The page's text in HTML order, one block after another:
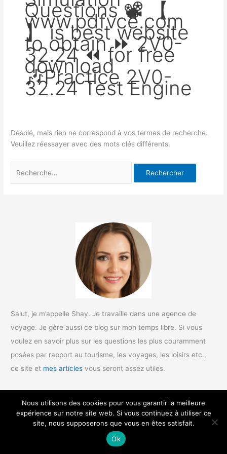
Questions 📽 【
www.pdfvce.com
】 is best website
to obtain ⏩ 2V0-
32.24 ⏪ for free
download
🎶Practice 2V0-
32.24 Test Engine
Désolé, mais rien ne correspond à vos termes de recherche.
Veuillez réessayer avec des mots clés différents.
Salut, je m’appelle Shay. Je travaille dans une agence de
voyage. Je gère aussi ce blog sur mon temps libre. Si vous
voulez en savoir plus sur les questions les plus couramment
posées par rapport au tourisme, les voyages, les loisirs etc.,
ce site et mes articles vous seront assez utiles.
Copyright © 2026 Le tourisme régional | Mentions légales
Nous utilisons des cookies pour vous garantir la meilleure
expérience sur notre site web. Si vous continuez à utiliser ce
site, nous supposerons que vous en êtes satisfait.
Ok